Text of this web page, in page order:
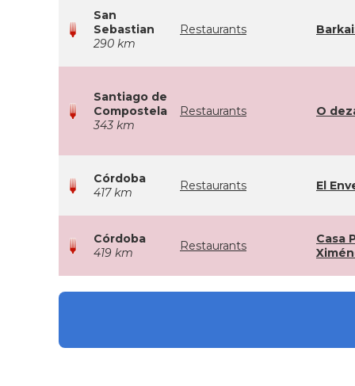
San
Sebastian
290 km
Restaurants
Santiago de
Compostela
343 km
Restaurants O
Córdoba
417 km
Restaurants El
Córdoba
419 km
Restaurants
Casa